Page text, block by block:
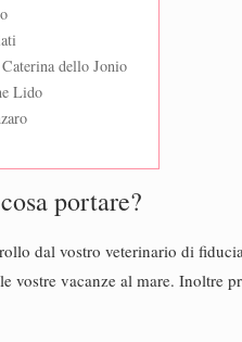
dello Jonio
Lido
portare?
dal vostro veterinario di
vostre vacanze al mare. Inoltre